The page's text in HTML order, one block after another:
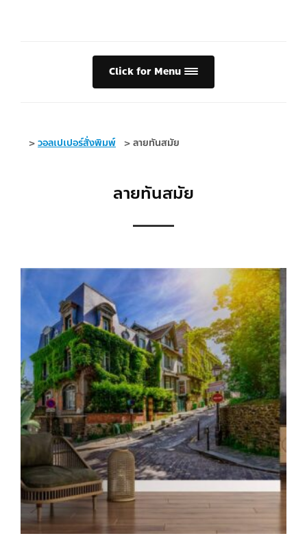
Click for Menu
>วอลเปเปอร์สั่งพิมพ์ >ลายทันสมัย
ลายทันสมัย